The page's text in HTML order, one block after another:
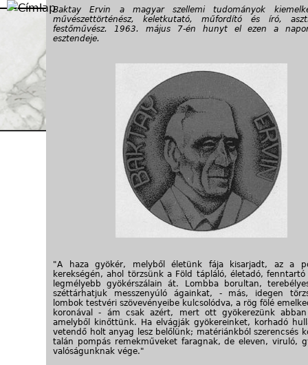
Jump to navigation
Baktay Ervin a magyar szellemi tudományok
művészettörténész, keletkutató, műfordító és író,
festőművész. 1963. május 7-én hunyt el ezen a
esztendeje.
"A haza gyökér, melyből életünk fája kisarjadt, az a
kerekségén, ahol törzsünk a Föld tápláló, életadó, fenntartó
legmélyebb gyökérszálain át. Lombba borultan,
széttárhatjuk messzenyúló ágainkat, - más, idegen
lombok testvéri szövevényeibe kulcsolódva, a rög fölé
koronával - ám csak azért, mert ott gyökerezünk
amelyből kinőttünk. Ha elvágják gyökereinket, korhadó
vetendő holt anyag lesz belőlünk; matériánkból szerencsés
talán pompás remekműveket faragnak, de eleven, viruló,
valóságunknak vége."